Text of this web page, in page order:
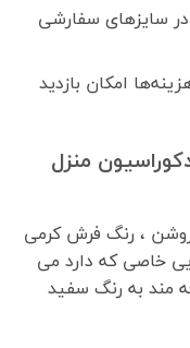
سایزهای سفارشی
امکان بازدید
منزل
، رنگ فرش کرمی
خاصی که دارد می
مند به رنگ سفید